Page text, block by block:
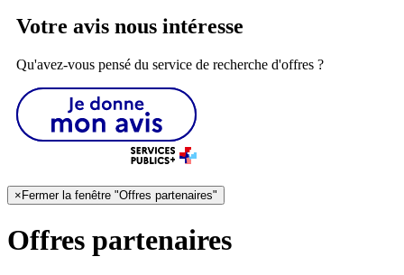
Votre avis nous intéresse
Qu'avez-vous pensé du service de recherche d'offres ?
×Fermer la fenêtre "Offres partenaires"
Offres partenaires